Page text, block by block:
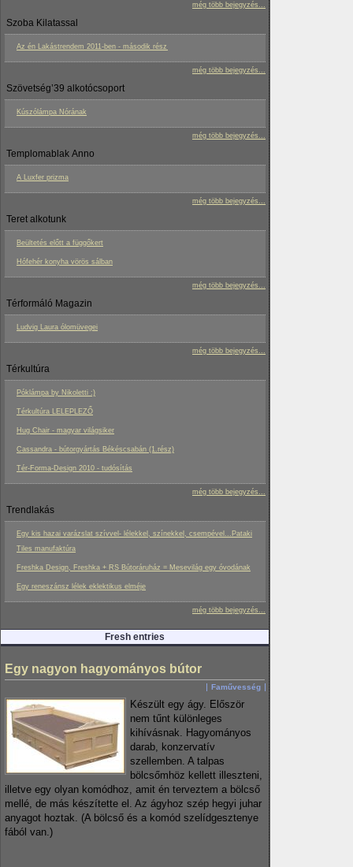
még több bejegyzés...
Szoba Kilatassal
Az én Lakástrendem 2011-ben - második rész
még több bejegyzés...
Szövetség’39 alkotócsoport
Kúszólámpa Nórának
még több bejegyzés...
Templomablak Anno
A Luxfer prizma
még több bejegyzés...
Teret alkotunk
Beültetés előtt a függőkert
Hófehér konyha vörös sálban
még több bejegyzés...
Térformáló Magazin
Ludvig Laura ólomüvegei
még több bejegyzés...
Térkultúra
Póklámpa by Nikoletti :)
Térkultúra LELEPLEZŐ
Hug Chair - magyar világsiker
Cassandra - bútorgyártás Békéscsabán (1.rész)
Tér-Forma-Design 2010 - tudósítás
még több bejegyzés...
Trendlakás
Egy kis hazai varázslat szívvel- lélekkel, színekkel, csempével...Pataki
Tiles manufaktúra
Freshka Design, Freshka + RS Bútoráruház = Mesevilág egy óvodának
Egy reneszánsz lélek eklektikus elméje
még több bejegyzés...
Fresh entries
Egy nagyon hagyományos bútor
Faművesség
Készült egy ágy. Először
nem tűnt különleges
kihívásnak. Hagyományos
darab, konzervatív
szellemben. A talpas
bölcsőmhöz kellett illeszteni,
illetve egy olyan komódhoz, amit én terveztem a bölcső
mellé, de más készítette el. Az ágyhoz szép hegyi juhar
anyagot hoztak. (A bölcső és a komód szelídgesztenye
fából van.)